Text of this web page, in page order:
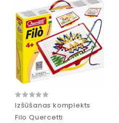
Izšūšanas komplekts
Filo Quercetti